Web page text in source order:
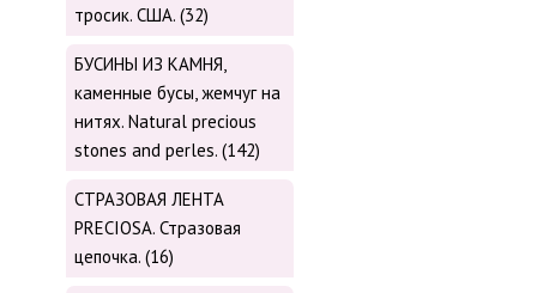
тросик. США. (32)
БУСИНЫ ИЗ КАМНЯ,
каменные бусы, жемчуг на
нитях. Natural precious
stones and perles. (142)
СТРАЗОВАЯ ЛЕНТА
PRECIOSA. Стразовая
цепочка. (16)